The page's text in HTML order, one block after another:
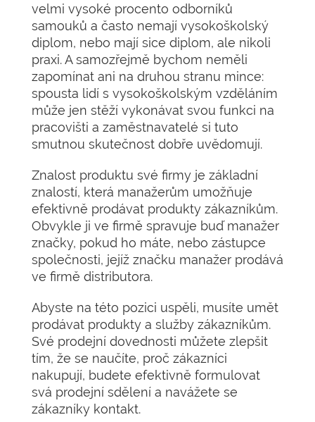
velmi vysoké procento odborníků
samouků a často nemají vysokoškolský
diplom, nebo mají sice diplom, ale nikoli
praxi. A samozřejmě bychom neměli
zapomínat ani na druhou stranu mince:
spousta lidí s vysokoškolským vzděláním
může jen stěží vykonávat svou funkci na
pracovišti a zaměstnavatelé si tuto
smutnou skutečnost dobře uvědomují.
Znalost produktu své firmy je základní
znalostí, která manažerům umožňuje
efektivně prodávat produkty zákazníkům.
Obvykle ji ve firmě spravuje buď manažer
značky, pokud ho máte, nebo zástupce
společnosti, jejíž značku manažer prodává
ve firmě distributora.
Abyste na této pozici uspěli, musíte umět
prodávat produkty a služby zákazníkům.
Své prodejní dovednosti můžete zlepšit
tím, že se naučíte, proč zákazníci
nakupují, budete efektivně formulovat
svá prodejní sdělení a navážete se
zákazníky kontakt.